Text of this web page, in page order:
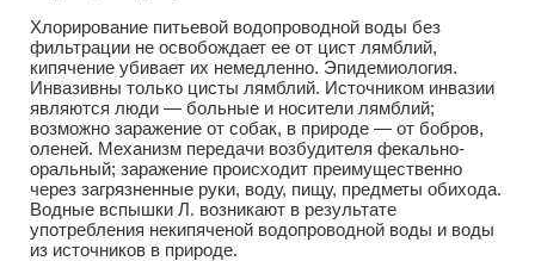
Хлорирование питьевой водопроводной воды без
фильтрации не освобождает ее от цист лямблий,
кипячение убивает их немедленно. Эпидемиология.
Инвазивны только цисты лямблий. Источником инвазии
являются люди — больные и носители лямблий;
возможно заражение от собак, в природе — от бобров,
оленей. Механизм передачи возбудителя фекально-
оральный; заражение происходит преимущественно
через загрязненные руки, воду, пищу, предметы обихода.
Водные вспышки Л. возникают в результате
употребления некипяченой водопроводной воды и воды
из источников в природе.